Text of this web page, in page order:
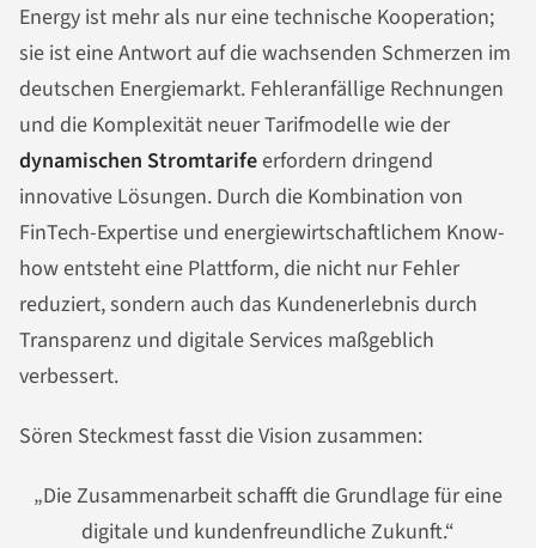
Energy ist mehr als nur eine technische Kooperation;
sie ist eine Antwort auf die wachsenden Schmerzen im
deutschen Energiemarkt. Fehleranfällige Rechnungen
und die Komplexität neuer Tarifmodelle wie der
dynamischen Stromtarifeerfordern dringend
innovative Lösungen. Durch die Kombination von
FinTech-Expertise und energiewirtschaftlichem Know-
how entsteht eine Plattform, die nicht nur Fehler
reduziert, sondern auch das Kundenerlebnis durch
Transparenz und digitale Services maßgeblich
verbessert.
Sören Steckmest fasst die Vision zusammen:
„Die Zusammenarbeit schafft die Grundlage für eine
digitale und kundenfreundliche Zukunft.“